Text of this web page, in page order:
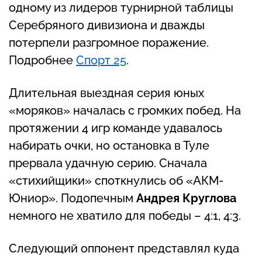
одному из лидеров турнирной таблицы
Серебряного дивизиона и дважды
потерпели разгромное поражение.
Подробнее Спорт 25.
Длительная выездная серия юных
«моряков» началась с громких побед. На
протяжении 4 игр команде удавалось
набирать очки, но остановка в Туле
прервала удачную серию. Сначала
«стихийщики» споткнулись об «АКМ-
Юниор». Подопечным Андрея Круглова
немного не хватило для победы – 4:1, 4:3.
Следующий оппонент представлял куда